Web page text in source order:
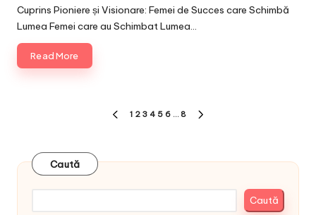
by
Cuprins Pioniere și Visionare: Femei de Succes care Schimbă
Lumea Femei care au Schimbat Lumea…
Read More
PREVIOUS
1 2 3 4 5 6 … 8
Caută
Caută